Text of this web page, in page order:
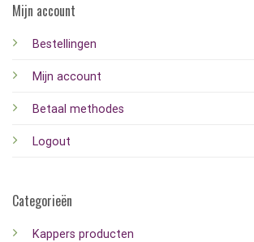
Mijn account
Bestellingen
Mijn account
Betaal methodes
Logout
Categorieën
Kappers producten